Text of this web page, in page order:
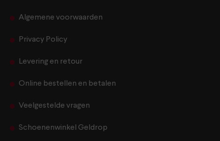
Algemene voorwaarden
Privacy Policy
Levering en retour
Online bestellen en betalen
Veelgestelde vragen
Schoenenwinkel Geldrop